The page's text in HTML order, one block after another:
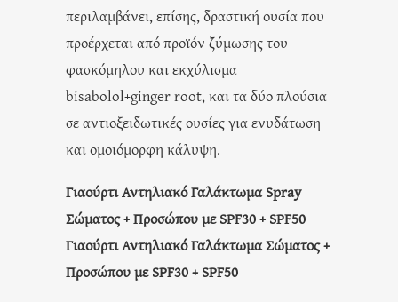
περιλαμβάνει, επίσης, δραστική ουσία που
προέρχεται από προϊόν ζύμωσης του
φασκόμηλου και εκχύλισμα
bisabolol+ginger root, και τα δύο πλούσια
σε αντιοξειδωτικές ουσίες για ενυδάτωση
και ομοιόμορφη κάλυψη.
Γιαούρτι Αντηλιακό Γαλάκτωμα Spray
Σώματος + Προσώπου με SPF30 + SPF50
Γιαούρτι Αντηλιακό Γαλάκτωμα Σώματος +
Προσώπου με SPF30 + SPF50